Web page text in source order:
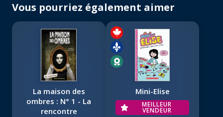
Vous pourriez également aimer
La maison des
ombres : N° 1 - La
rencontre
Mini-Elise
MEILLEUR
VENDEUR